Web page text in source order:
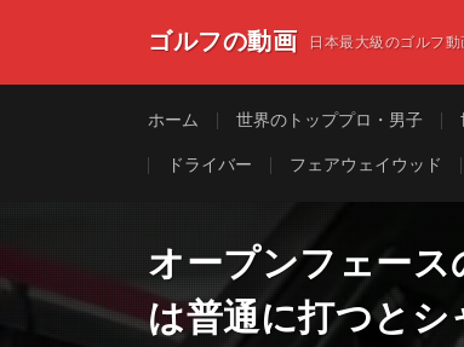
ゴルフの動画 日本最大級のゴルフ動
ホーム 世界のトッププロ・男子
ドライバー フェアウェイウッド
オープンフェース
は普通に打つとシ